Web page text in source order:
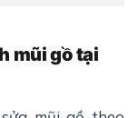
mũi gồ tại